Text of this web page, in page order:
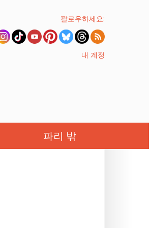
팔로우하세요:
내 계정
파리 밖